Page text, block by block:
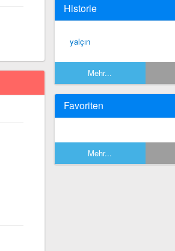
Historie
yalçın
Mehr...
Favoriten
Mehr...